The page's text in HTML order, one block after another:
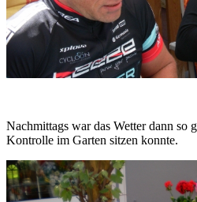
Nachmittags war das Wetter dann so
Kontrolle im Garten sitzen konnte.